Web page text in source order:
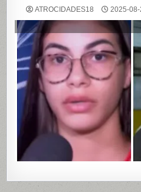
ATROCIDADES18 2025-08-